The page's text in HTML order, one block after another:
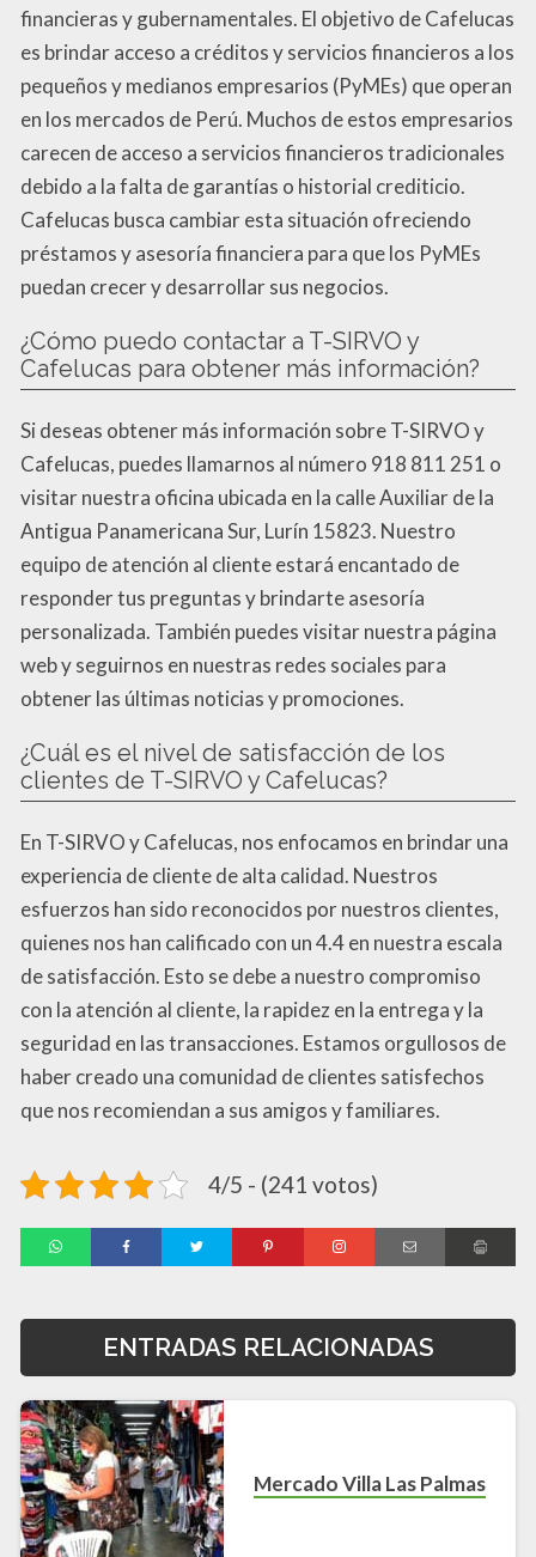
financieras y gubernamentales. El objetivo de Cafelucas
es brindar acceso a créditos y servicios financieros a los
pequeños y medianos empresarios (PyMEs) que operan
en los mercados de Perú. Muchos de estos empresarios
carecen de acceso a servicios financieros tradicionales
debido a la falta de garantías o historial crediticio.
Cafelucas busca cambiar esta situación ofreciendo
préstamos y asesoría financiera para que los PyMEs
puedan crecer y desarrollar sus negocios.
¿Cómo puedo contactar a T-SIRVO y
Cafelucas para obtener más información?
Si deseas obtener más información sobre T-SIRVO y
Cafelucas, puedes llamarnos al número 918 811 251 o
visitar nuestra oficina ubicada en la calle Auxiliar de la
Antigua Panamericana Sur, Lurín 15823. Nuestro
equipo de atención al cliente estará encantado de
responder tus preguntas y brindarte asesoría
personalizada. También puedes visitar nuestra página
web y seguirnos en nuestras redes sociales para
obtener las últimas noticias y promociones.
¿Cuál es el nivel de satisfacción de los
clientes de T-SIRVO y Cafelucas?
En T-SIRVO y Cafelucas, nos enfocamos en brindar una
experiencia de cliente de alta calidad. Nuestros
esfuerzos han sido reconocidos por nuestros clientes,
quienes nos han calificado con un 4.4 en nuestra escala
de satisfacción. Esto se debe a nuestro compromiso
con la atención al cliente, la rapidez en la entrega y la
seguridad en las transacciones. Estamos orgullosos de
haber creado una comunidad de clientes satisfechos
que nos recomiendan a sus amigos y familiares.
4/5 - (241 votos)
ENTRADAS RELACIONADAS
Mercado Villa Las Palmas